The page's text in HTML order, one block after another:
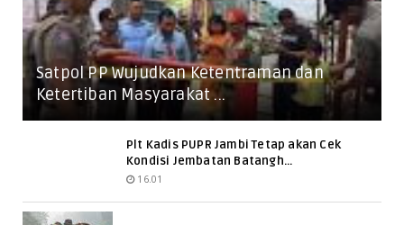
Satpol PP Wujudkan Ketentraman dan
Ketertiban Masyarakat ...
Plt Kadis PUPR Jambi Tetap akan Cek
Kondisi Jembatan Batangh...
16.01